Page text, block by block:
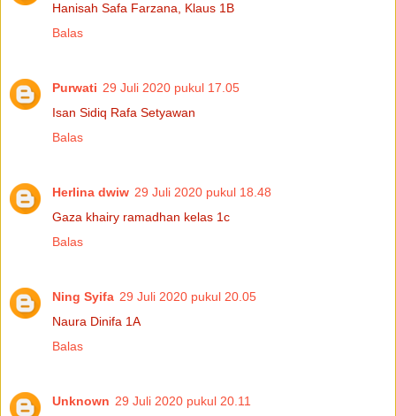
Hanisah Safa Farzana, Klaus 1B
Balas
Purwati 29 Juli 2020 pukul 17.05
Isan Sidiq Rafa Setyawan
Balas
Herlina dwiw 29 Juli 2020 pukul 18.48
Gaza khairy ramadhan kelas 1c
Balas
Ning Syifa 29 Juli 2020 pukul 20.05
Naura Dinifa 1A
Balas
Unknown 29 Juli 2020 pukul 20.11